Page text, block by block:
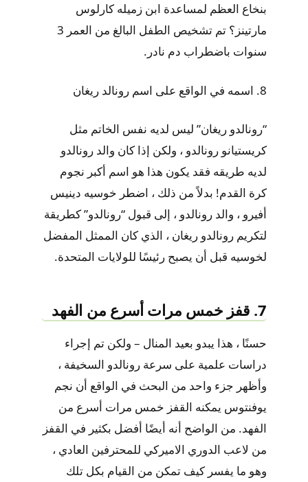
بنخاع العظم لمساعدة ابن زميله كارلوس
مارتينز؟ تم تشخيص الطفل البالغ من العمر 3
سنوات باضطراب دم نادر.
8. اسمه في الواقع على اسم رونالد ريغان
“رونالدو ريغان” ليس لديه نفس الخاتم مثل
كريستيانو رونالدو ، ولكن إذا كان والد رونالدو
لديه طريقه فقد يكون هذا هو اسم أكبر نجوم
كرة القدم! بدلاً من ذلك ، اضطر خوسيه دينيس
أفيرو ، والد رونالدو ، إلى قبول “رونالدو” كطريقة
لتكريم رونالدو ريغان ، الذي كان الممثل المفضل
لخوسيه قبل أن يصبح رئيسًا للولايات المتحدة.
7. قفز خمس مرات أسرع من الفهد
حسنًا ، هذا يبدو بعيد المنال – ولكن تم إجراء
دراسات علمية على سرعة رونالدو السخيفة ،
وأظهر جزء واحد من البحث في الواقع أن نجم
يوفنتوس يمكنه القفز خمس مرات أسرع من
الفهد. من الواضح أنه أيضًا أفضل بكثير في القفز
من لاعب الدوري الاميركي للمحترفين العادي ،
وهو ما يفسر كيف تمكن من القيام بكل تلك